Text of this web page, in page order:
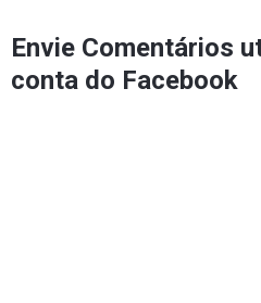
Envie Comentários
conta do Facebook